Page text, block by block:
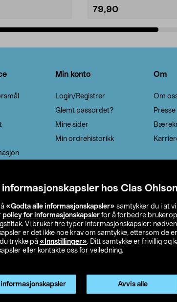
hos Clas Ohlson
«Godta alle informasjonskapsler» samtykker du i at
policy for informasjonskapsler for å forbedre
Vi bruker fire typer informasjonskapsler:
er det ikke noe krav om samtykke, ettersom de
trykke på «Innstillinger». Ditt samtykke er frivillig og
eller kontakte oss for veiledning.
Avvis alle
79,90
Min konto
Login/Registrer
Glemt passordet?
Mine sider
Min ordrehistorikk
Om
Om
Presse